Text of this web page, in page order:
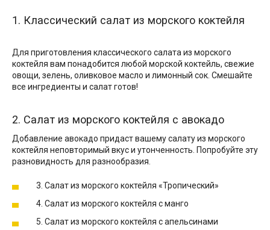
1. Классический салат из морского коктейля
Для приготовления классического салата из морского
коктейля вам понадобится любой морской коктейль, свежие
овощи, зелень, оливковое масло и лимонный сок. Смешайте
все ингредиенты и салат готов!
2. Салат из морского коктейля с авокадо
Добавление авокадо придаст вашему салату из морского
коктейля неповторимый вкус и утонченность. Попробуйте эту
разновидность для разнообразия.
3. Салат из морского коктейля «Тропический»
4. Салат из морского коктейля с манго
5. Салат из морского коктейля с апельсинами